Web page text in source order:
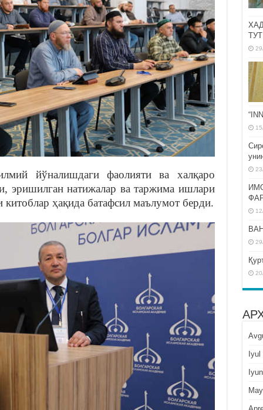
йўналишдаги фаолияти ва халқаро
эришилган натижалар ва таржима ишлари
ҳақида батафсил маълумот берди.
Iyul